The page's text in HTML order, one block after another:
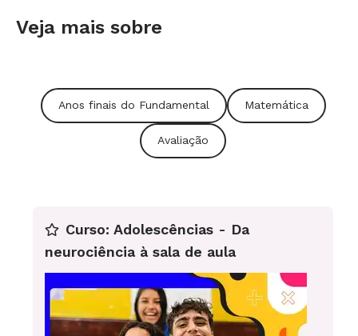
Veja mais sobre
Anos finais do Fundamental Matemática
Avaliação
Curso: Adolescências - Da
neurociência à sala de aula